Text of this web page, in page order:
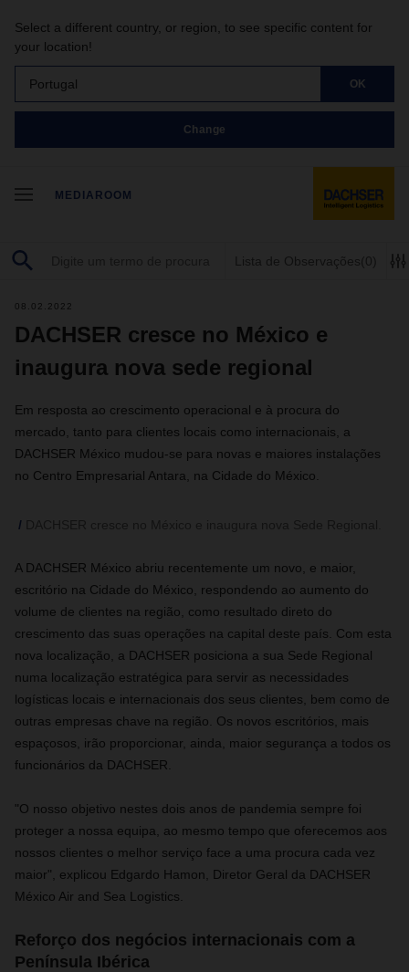
Select a different country, or region, to see specific content for
your location!
Portugal OK
Change
MEDIAROOM
Lista de Observações (0)
08.02.2022
DACHSER cresce no México e
inaugura nova sede regional
Em resposta ao crescimento operacional e à procura do
mercado, tanto para clientes locais como internacionais, a
DACHSER México mudou-se para novas e maiores instalações
no Centro Empresarial Antara, na Cidade do México.
A DACHSER México abriu recentemente um novo, e maior,
escritório na Cidade do México, respondendo ao aumento do
volume de clientes na região, como resultado direto do
crescimento das suas operações na capital deste país. Com esta
nova localização, a DACHSER posiciona a sua Sede Regional
numa localização estratégica para servir as necessidades
logísticas locais e internacionais dos seus clientes, bem como de
outras empresas chave na região. Os novos escritórios, mais
espaçosos, irão proporcionar, ainda, maior segurança a todos os
funcionários da DACHSER.
"O nosso objetivo nestes dois anos de pandemia sempre foi
proteger a nossa equipa, ao mesmo tempo que oferecemos aos
nossos clientes o melhor serviço face a uma procura cada vez
maior", explicou Edgardo Hamon, Diretor Geral da DACHSER
México Air and Sea Logistics.
Reforço dos negócios internacionais com a
Península Ibérica